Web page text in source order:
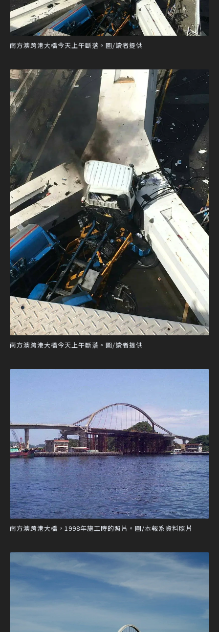
南方澳跨港大橋今天上午斷落。圖/讀者提供
南方澳跨港大橋今天上午斷落。圖/讀者提供
南方澳跨港大橋，1998年施工時的照片。圖/本報系資料照片